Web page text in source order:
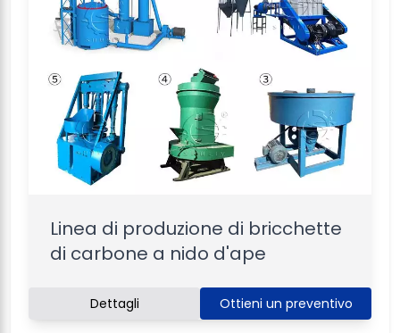
Linea di produzione di bricchette
di carbone a nido d'ape
Dettagli Ottieni un preventivo